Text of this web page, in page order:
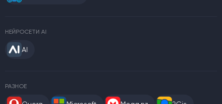
НЕЙРОСЕТИ AI
AI
РАЗНОЕ